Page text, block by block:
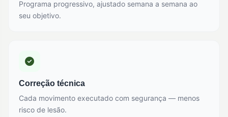
Programa progressivo, ajustado semana a semana ao
seu objetivo.
Correção técnica
Cada movimento executado com segurança — menos
risco de lesão.